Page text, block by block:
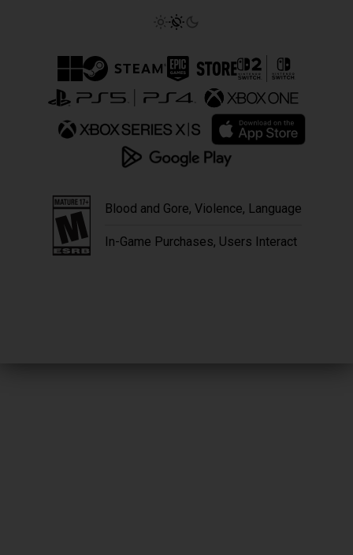
Blood and Gore, Violence, Language
In-Game Purchases, Users Interact